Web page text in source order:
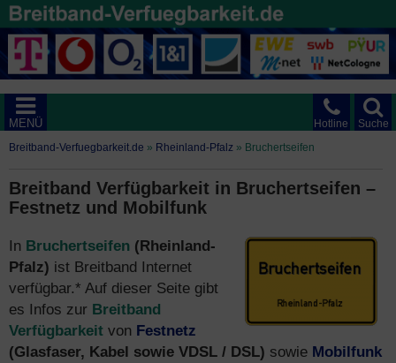
Suche
Hotline
MENÜ
Breitband-Verfuegbarkeit.de » Rheinland-Pfalz » Bruchertseifen
Breitband Verfügbarkeit in Bruchertseifen –
Festnetz und Mobilfunk
In Bruchertseifen (Rheinland-
Pfalz) ist Breitband Internet
verfügbar.* Auf dieser Seite gibt
es Infos zur Breitband
Verfügbarkeit von Festnetz
(Glasfaser, Kabel sowie VDSL / DSL) sowie Mobilfunk